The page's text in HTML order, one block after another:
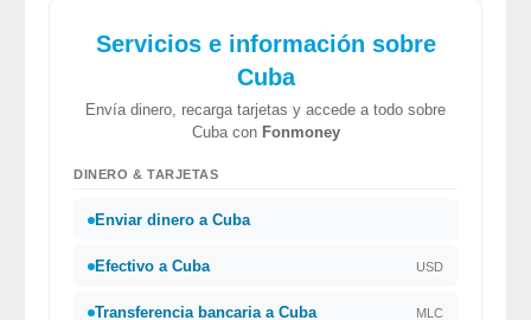
Servicios e información sobre
Cuba
Envía dinero, recarga tarjetas y accede a todo sobre
Cuba con Fonmoney
DINERO & TARJETAS
Enviar dinero a Cuba
Efectivo a Cuba USD
Transferencia bancaria a Cuba MLC